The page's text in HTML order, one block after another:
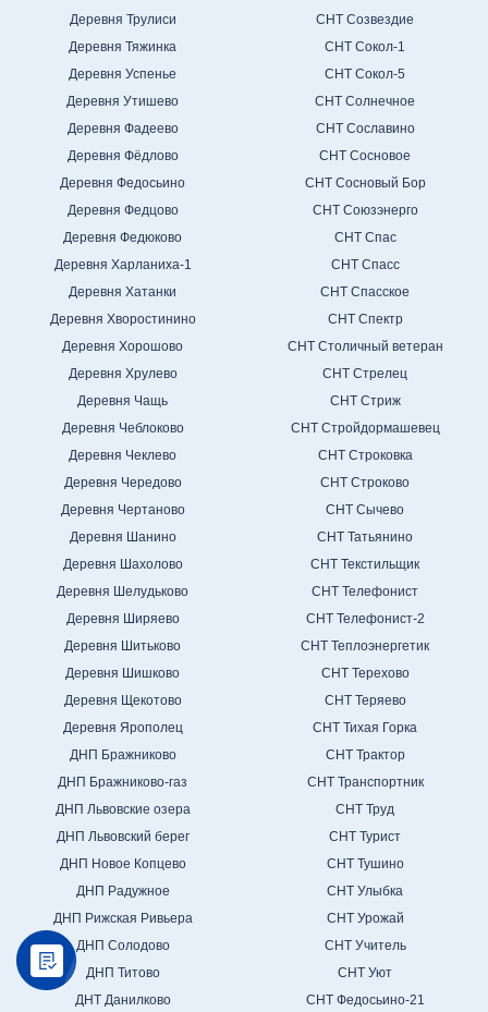
Деревня Трулиси
Деревня Тяжинка
Деревня Успенье
Деревня Утишево
Деревня Фадеево
Деревня Фёдлово
Деревня Федосьино
Деревня Федцово
Деревня Федюково
Деревня Харланиха-1
Деревня Хатанки
Деревня Хворостинино
Деревня Хорошово
Деревня Хрулево
Деревня Чащь
Деревня Чеблоково
Деревня Чеклево
Деревня Чередово
Деревня Чертаново
Деревня Шанино
Деревня Шахолово
Деревня Шелудьково
Деревня Ширяево
Деревня Шитьково
Деревня Шишково
Деревня Щекотово
Деревня Ярополец
ДНП Бражниково
ДНП Бражниково-газ
ДНП Львовские озера
ДНП Львовский берег
ДНП Новое Копцево
ДНП Радужное
ДНП Рижская Ривьера
ДНП Солодово
ДНП Титово
ДНТ Данилково
СНТ Созвездие
СНТ Сокол-1
СНТ Сокол-5
СНТ Солнечное
СНТ Сославино
СНТ Сосновое
СНТ Сосновый Бор
СНТ Союзэнерго
СНТ Спас
СНТ Спасс
СНТ Спасское
СНТ Спектр
СНТ Столичный ветеран
СНТ Стрелец
СНТ Стриж
СНТ Стройдормашевец
СНТ Строковка
СНТ Строково
СНТ Сычево
СНТ Татьянино
СНТ Текстильщик
СНТ Телефонист
СНТ Телефонист-2
СНТ Теплоэнергетик
СНТ Терехово
СНТ Теряево
СНТ Тихая Горка
СНТ Трактор
СНТ Транспортник
СНТ Труд
СНТ Турист
СНТ Тушино
СНТ Улыбка
СНТ Урожай
СНТ Учитель
СНТ Уют
СНТ Федосьино-21